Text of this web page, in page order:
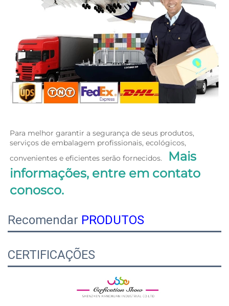
Para melhor garantir a segurança de seus produtos,
serviços de embalagem profissionais, ecológicos,
convenientes e eficientes serão fornecidos.
Mais
informações, entre em contato
conosco.
Recomendar PRODUTOS
CERTIFICAÇÕES